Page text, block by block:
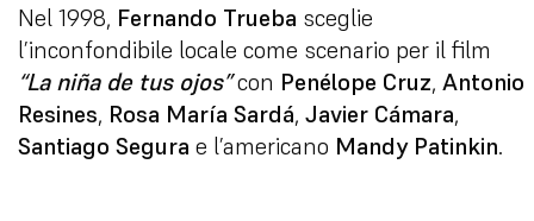
Nel 1998, Fernando Trueba sceglie
l’inconfondibile locale come scenario per il film
“La niña de tus ojos”con Penélope Cruz, Antonio
Resines, Rosa María Sardá, Javier Cámara,
Santiago Segura e l’americano Mandy Patinkin.